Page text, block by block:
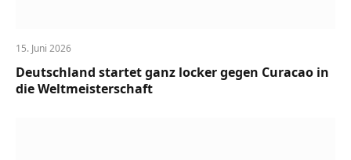
15. Juni 2026
Deutschland startet ganz locker gegen Curacao in
die Weltmeisterschaft